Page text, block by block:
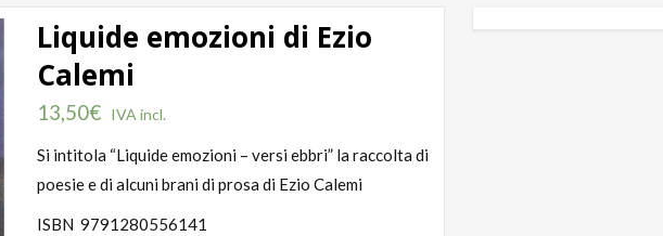
Liquide emozioni di Ezio
Calemi
13,50€ IVA incl.
Si intitola “Liquide emozioni – versi ebbri” la raccolta di
poesie e di alcuni brani di prosa di Ezio Calemi
ISBN 9791280556141